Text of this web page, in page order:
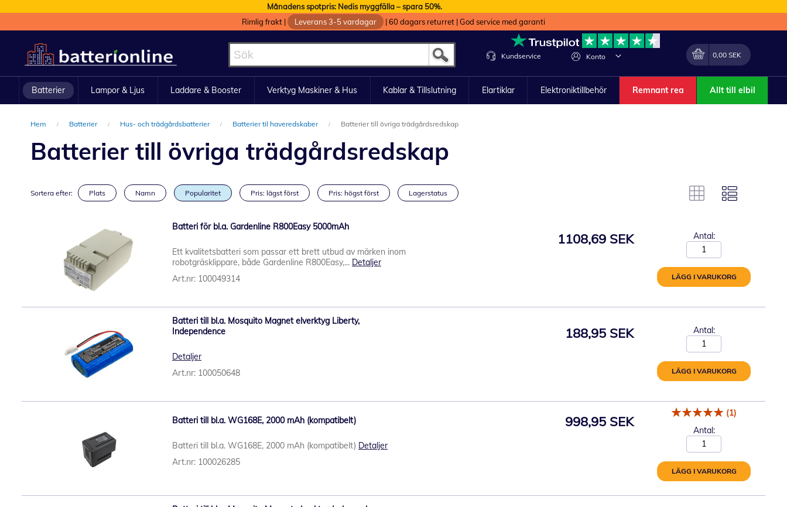
Månadens spotpris: Nedis myggfälla – spara 50%.
Rimlig frakt | Leverans 3-5 vardagar |60 dagars returret |God service med garanti
till
innehållet
Konto Förändra
Min kundvagn
0,00 SEK
Kundservice
Batterier Lampor & Ljus Laddare & Booster Verktyg Maskiner & Hus Kablar & Tillslutning Elartiklar Elektroniktillbehör Remnant rea Allt till elbil
Hem Batterier Hus- och trädgårdsbatterier Batterier til haveredskaber Batterier till övriga trädgårdsredskap
Batterier till övriga trädgårdsredskap
Sortera efter: Plats Namn Popularitet Pris: lägst först Pris: högst först Lagerstatus
Batteri för bl.a. Gardenline R800Easy 5000mAh
Ett kvalitetsbatteri som passar ett brett utbud av märken inom
robotgräsklippare, både Gardenline R800Easy,... Detaljer
Art.nr: 100049314
1108,69 SEK Antal:
LÄGG I VARUKORG
Batteri till bl.a. Mosquito Magnet elverktyg Liberty,
Independence
Detaljer
Art.nr: 100050648
188,95 SEK Antal:
LÄGG I VARUKORG
Batteri till bl.a. WG168E, 2000 mAh (kompatibelt)
Batteri till bl.a. WG168E, 2000 mAh (kompatibelt) Detaljer
Art.nr: 100026285
998,95 SEK
(1)
Antal:
LÄGG I VARUKORG